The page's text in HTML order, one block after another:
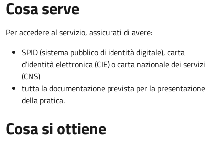
Cosa serve
Per accedere al servizio, assicurati di avere:
SPID (sistema pubblico di identità digitale), carta
d’identità elettronica (CIE) o carta nazionale dei servizi
(CNS)
tutta la documentazione prevista per la presentazione
della pratica.
Cosa si ottiene